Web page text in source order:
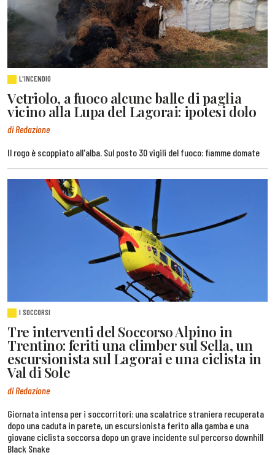
L'INCENDIO
Vetriolo, a fuoco alcune balle di paglia
vicino alla Lupa del Lagorai: ipotesi dolo
di Redazione
Il rogo è scoppiato all'alba. Sul posto 30 vigili del fuoco: fiamme domate
I SOCCORSI
Tre interventi del Soccorso Alpino in
Trentino: feriti una climber sul Sella, un
escursionista sul Lagorai e una ciclista in
Val di Sole
di Redazione
Giornata intensa per i soccorritori: una scalatrice straniera recuperata
dopo una caduta in parete, un escursionista ferito alla gamba e una
giovane ciclista soccorsa dopo un grave incidente sul percorso downhill
Black Snake